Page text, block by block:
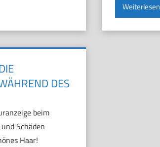
Weiterlesen
DES
beim
Schäden
Haar!